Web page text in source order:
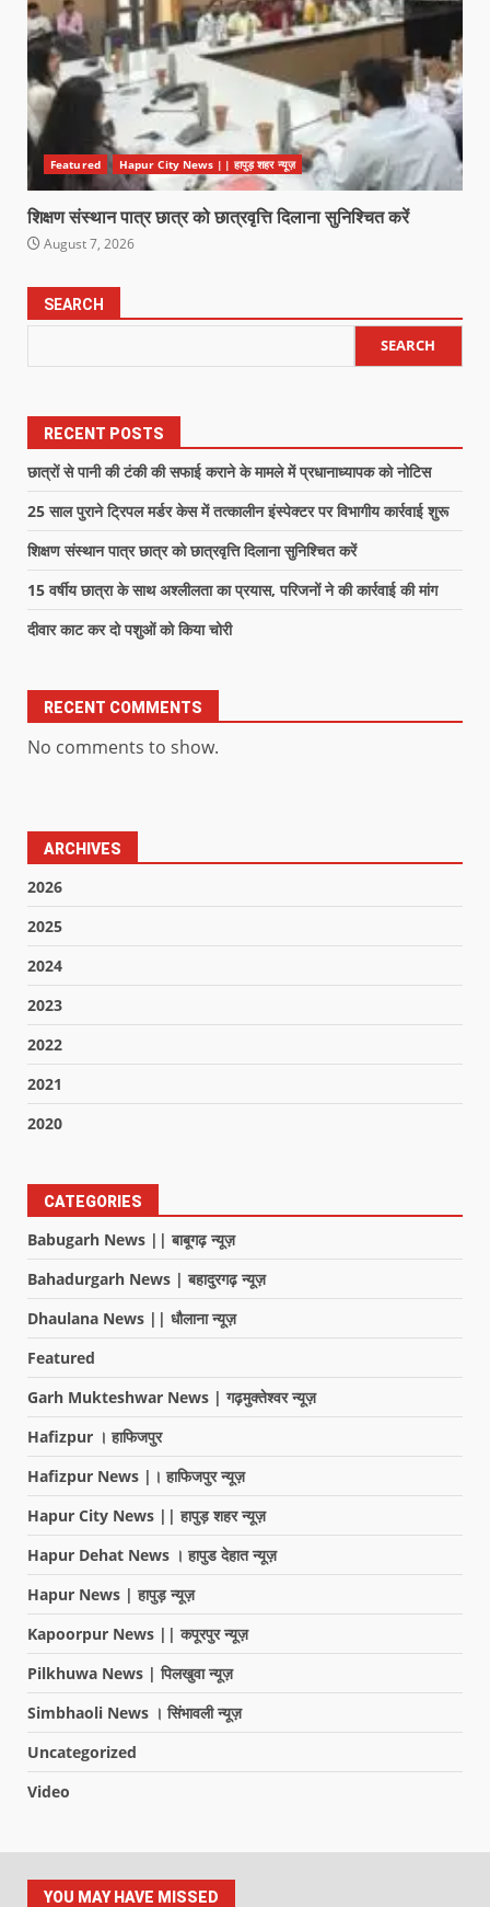
Featured Hapur City News || हापुड़ शहर न्यूज़
शिक्षण संस्थान पात्र छात्र को छात्रवृत्ति दिलाना सुनिश्चित करें
August 7, 2026
SEARCH
SEARCH
RECENT POSTS
छात्रों से पानी की टंकी की सफाई कराने के मामले में प्रधानाध्यापक को नोटिस
25 साल पुराने ट्रिपल मर्डर केस में तत्कालीन इंस्पेक्टर पर विभागीय कार्रवाई शुरू
शिक्षण संस्थान पात्र छात्र को छात्रवृत्ति दिलाना सुनिश्चित करें
15 वर्षीय छात्रा के साथ अश्लीलता का प्रयास, परिजनों ने की कार्रवाई की मांग
दीवार काट कर दो पशुओं को किया चोरी
RECENT COMMENTS
No comments to show.
ARCHIVES
2026
2025
2024
2023
2022
2021
2020
CATEGORIES
Babugarh News || बाबूगढ़ न्यूज़
Bahadurgarh News | बहादुरगढ़ न्यूज़
Dhaulana News || धौलाना न्यूज़
Featured
Garh Mukteshwar News | गढ़मुक्तेश्वर न्यूज़
Hafizpur । हाफिजपुर
Hafizpur News |। हाफिजपुर न्यूज़
Hapur City News || हापुड़ शहर न्यूज़
Hapur Dehat News । हापुड देहात न्यूज़
Hapur News | हापुड़ न्यूज़
Kapoorpur News || कपूरपुर न्यूज़
Pilkhuwa News | पिलखुवा न्यूज़
Simbhaoli News । सिंभावली न्यूज़
Uncategorized
Video
YOU MAY HAVE MISSED